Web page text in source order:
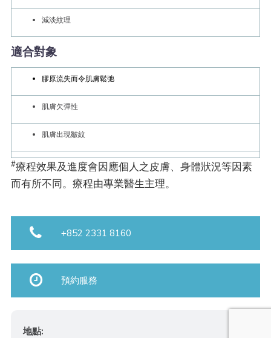
減淡紋理
適合對象
膠原流失而令肌膚鬆弛
肌膚欠彈性
肌膚出現皺紋
#療程效果及進度會因應個人之皮膚、身體狀況等因素
而有所不同。療程由專業醫生主理。
+852 2331 8160
預約服務
地點: